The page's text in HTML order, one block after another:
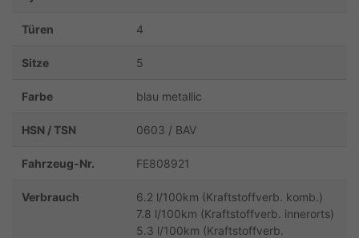
Türen 4
Sitze 5
Farbe blau metallic
HSN / TSN 0603 / BAV
Fahrzeug-Nr. FE808921
Verbrauch
6.2 l/100km (Kraftstoffverb. komb.)
7.8 l/100km (Kraftstoffverb. innerorts)
5.3 l/100km (Kraftstoffverb.